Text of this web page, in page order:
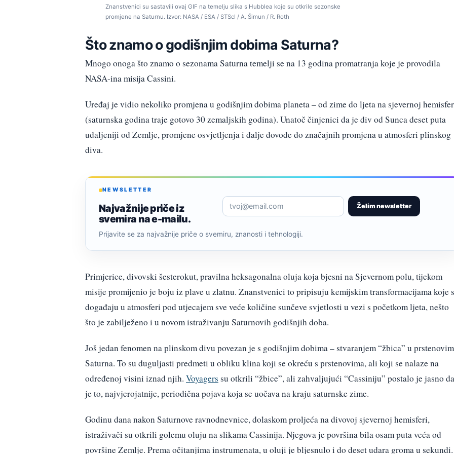
Znanstvenici su sastavili ovaj GIF na temelju slika s Hubblea koje su otkrile sezonske
promjene na Saturnu. Izvor: NASA / ESA / STScI / A. Šimun / R. Roth
Što znamo o godišnjim dobima Saturna?
Mnogo onoga što znamo o sezonama Saturna temelji se na 13 godina promatranja koje je provodila
NASA-ina misija Cassini.
Uređaj je vidio nekoliko promjena u godišnjim dobima planeta – od zime do ljeta na sjevernoj
(saturnska godina traje gotovo 30 zemaljskih godina). Unatoč činjenici da je div od Sunca deset puta
udaljeniji od Zemlje, promjene osvjetljenja i dalje dovode do značajnih promjena u atmosferi plinskog
diva.
NEWSLETTER
Najvažnije priče iz
svemira na e-mailu.
Želim newsletter
Prijavite se za najvažnije priče o svemiru, znanosti i tehnologiji.
Primjerice, divovski šesterokut, pravilna heksagonalna oluja koja bjesni na Sjevernom polu, tijekom
misije promijenio je boju iz plave u zlatnu. Znanstvenici to pripisuju kemijskim transformacijama koje
događaju u atmosferi pod utjecajem sve veće količine sunčeve svjetlosti u vezi s početkom ljeta, nešto
što je zabilježeno i u novom istraživanju Saturnovih godišnjih doba.
Još jedan fenomen na plinskom divu povezan je s godišnjim dobima – stvaranjem “žbica” u
Saturna. To su duguljasti predmeti u obliku klina koji se okreću s prstenovima, ali koji se nalaze na
određenoj visini iznad njih. Voyagers su otkrili “žbice”, ali zahvaljujući “Cassiniju” postalo je jasno da
je to, najvjerojatnije, periodična pojava koja se uočava na kraju saturnske zime.
Godinu dana nakon Saturnove ravnodnevnice, dolaskom proljeća na divovoj sjevernoj hemisferi,
istraživači su otkrili golemu oluju na slikama Cassinija. Njegova je površina bila osam puta veća od
površine Zemlje. Prema očitanjima instrumenata, u oluji je bljesnulo i do deset udara groma u sekundi.